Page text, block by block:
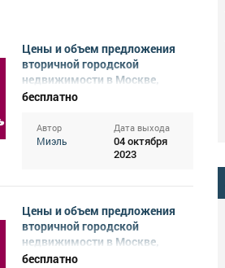
Цены и объем предложения
вторичной городской
недвижимости в Москве,
сентябрь 2023
бесплатно
Автор
Миэль
Дата выхода
04 октября
2023
Цены и объем предложения
вторичной городской
недвижимости в Москве,
август 2023
бесплатно